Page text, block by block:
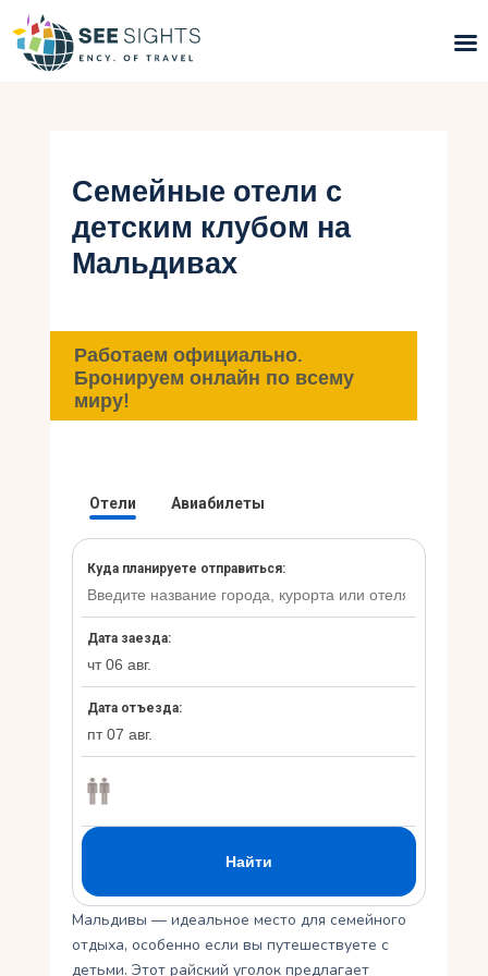
Горящие туры
Типы Туров
Страны
Инфо
Блог
Семейные отели с
детским клубом на
Мальдивах
Работаем официально.
Бронируем онлайн по всему
миру!
Мальдивы — идеальное место для семейного
отдыха, особенно если вы путешествуете с
детьми. Этот райский уголок предлагает